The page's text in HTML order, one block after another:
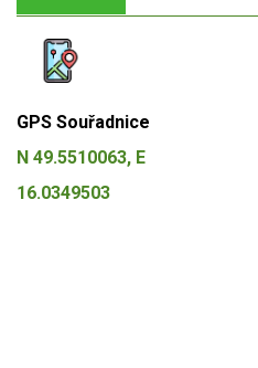
GPS Souřadnice
N 49.5510063, E
16.0349503